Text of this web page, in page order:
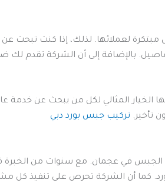
مبتكرة لعملائها. لذلك، إذا كنت
بالإضافة إلى أن الشركة تقدم لك
الخيار المثالي لكل من يبحث عن خدمة
تأخير. تركيب جبس بورد دبي
في عجمان. مع سنوات من الخبرة في
أن الشركة تحرص على تنفيذ كل